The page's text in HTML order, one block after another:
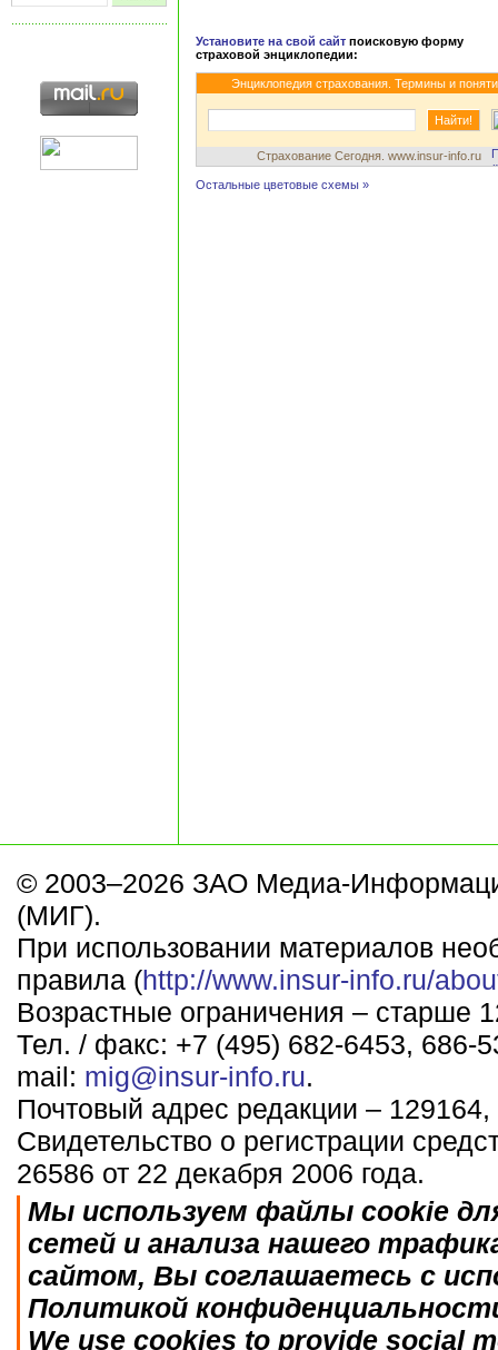
Установите на свой сайт поисковую форму
страховой энциклопедии:
Энциклопедия страхования. Термины и
Страхование Сегодня. www.insur-info.ru
Остальные цветовые схемы »
© 2003–2026 ЗАО Медиа-
(МИГ).
При использовании материалов
правила (http://www.insur-info.ru/
Возрастные ограничения – старше
Тел. / факс: +7 (495) 682-6453, 686-
mail: mig@insur-info.ru.
Почтовый адрес редакции –
Свидетельство о регистрации
26586 от 22 декабря 2006 года.
Мы используем файлы cookie
сетей и анализа нашего
сайтом, Вы соглашаетесь с
Политикой
We use cookies to provide social